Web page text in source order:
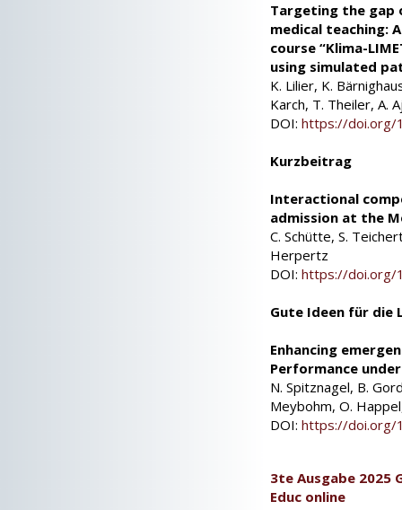
Targeting the gap
medical teaching:
course “Klima-
using simulated
K. Lilier, K.
Karch, T. Theiler, A.
DOI:https://doi.org/
Kurzbeitrag
Interactional
admission at the
C. Schütte, S.
Herpertz
DOI:https://doi.org/
Gute Ideen für die
Enhancing
Performance
N. Spitznagel, B.
Meybohm, O.
DOI:https://doi.org/
3te Ausgabe 2025
Educ online